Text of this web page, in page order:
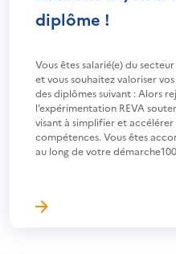
diplôme !
Vous êtes salarié(e) du
et vous souhaitez valoriser
des diplômes suivant : Alors
l’expérimentation REVA
visant à simplifier et
compétences. Vous êtes
au long de votre